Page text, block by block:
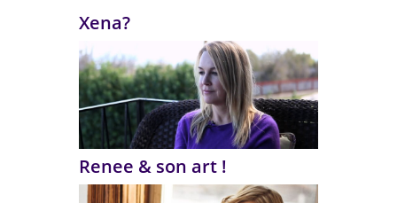
Xena?
Renee & son art !